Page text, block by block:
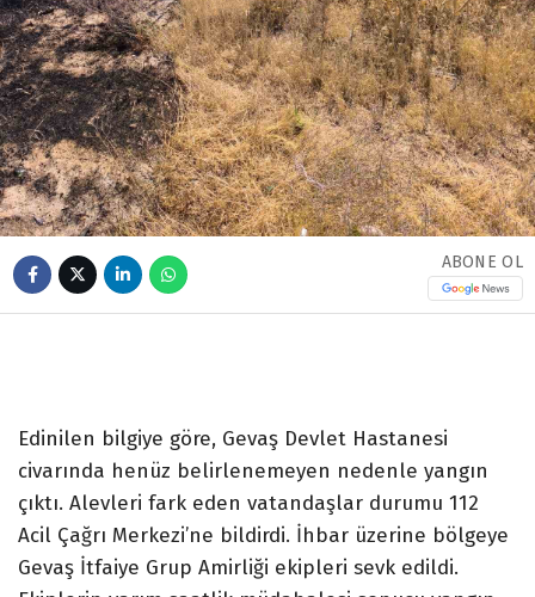
ABONE OL
Edinilen bilgiye göre, Gevaş Devlet Hastanesi
civarında henüz belirlenemeyen nedenle yangın
çıktı. Alevleri fark eden vatandaşlar durumu 112
Acil Çağrı Merkezi’ne bildirdi. İhbar üzerine bölgeye
Gevaş İtfaiye Grup Amirliği ekipleri sevk edildi.